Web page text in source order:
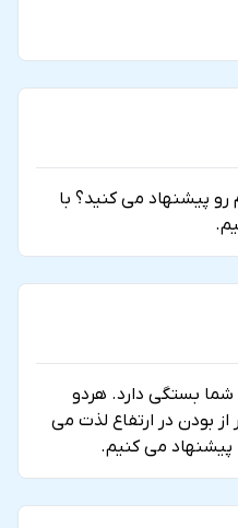
رو پيشنهاد مي كنيد؟ با
بستگي دارد. هردو
بودن در ارتفاع لذت مي
پيشنهاد مي كنيم.